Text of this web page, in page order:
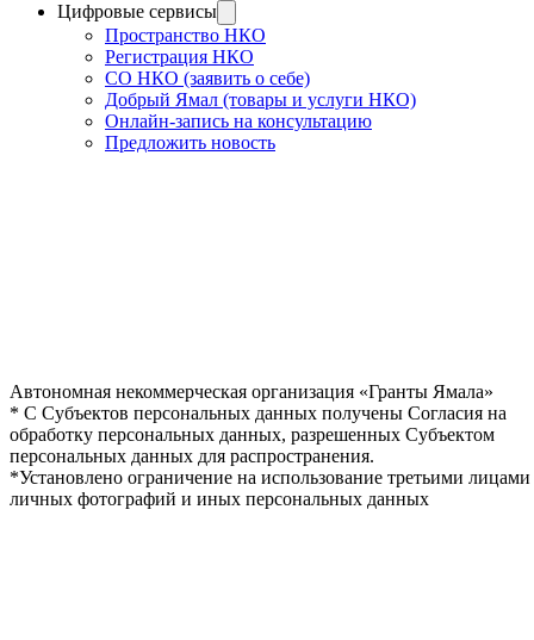
Цифровые сервисы
Пространство НКО
Регистрация НКО
СО НКО (заявить о себе)
Добрый Ямал (товары и услуги НКО)
Онлайн-запись на консультацию
Предложить новость
Автономная некоммерческая организация «Гранты Ямала»
* С Субъектов персональных данных получены Согласия на
обработку персональных данных, разрешенных Субъектом
персональных данных для распространения.
*Установлено ограничение на использование третьими лицами
личных фотографий и иных персональных данных